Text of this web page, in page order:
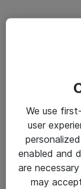
We use
user
enabled and
are
may